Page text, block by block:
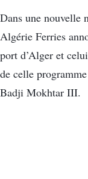
Dans une nouvelle
Algérie Ferries
port d’Alger et
de celle
Badji Mokhtar III.